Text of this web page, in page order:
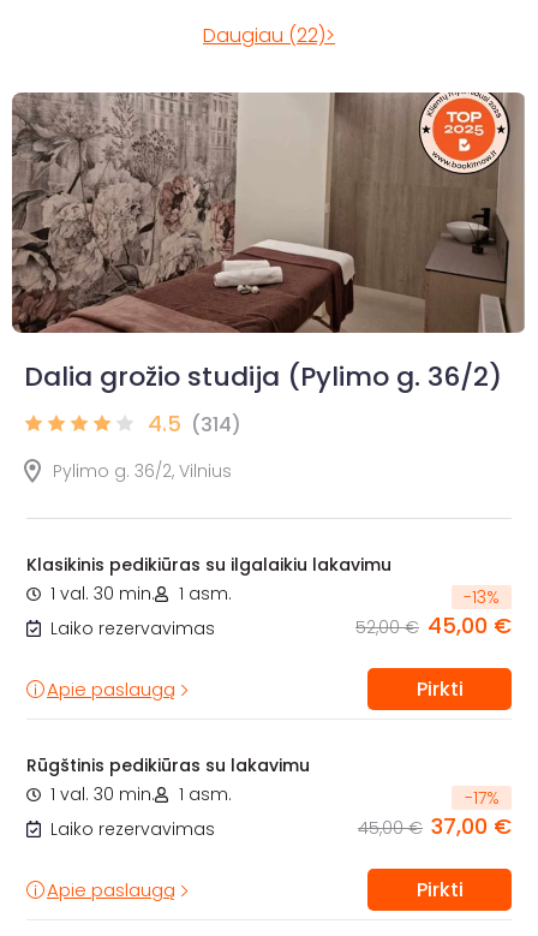
Daugiau (22)>
Dalia grožio studija (Pylimo g. 36/2)
4.5 (314)
Pylimo g. 36/2, Vilnius
Klasikinis pedikiūras su ilgalaikiu lakavimu
1 val. 30 min.
1 asm.
Laiko rezervavimas
-13%
52,00 € 45,00 €
Apie paslaugą Pirkti
Rūgštinis pedikiūras su lakavimu
1 val. 30 min.
1 asm.
Laiko rezervavimas
-17%
45,00 € 37,00 €
Apie paslaugą Pirkti